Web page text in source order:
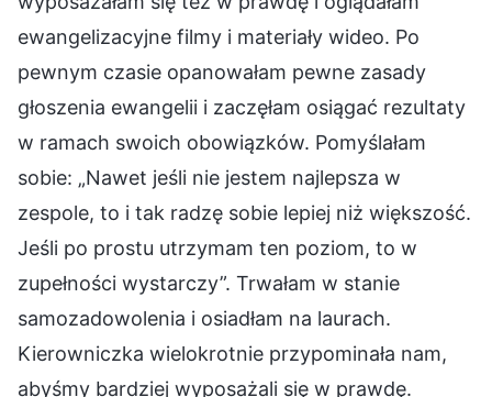
ewangelizacyjne filmy i materiały wideo. Po
pewnym czasie opanowałam pewne zasady
głoszenia ewangelii i zaczęłam osiągać rezultaty
w ramach swoich obowiązków. Pomyślałam
sobie: „Nawet jeśli nie jestem najlepsza w
zespole, to i tak radzę sobie lepiej niż większość.
Jeśli po prostu utrzymam ten poziom, to w
zupełności wystarczy”. Trwałam w stanie
samozadowolenia i osiadłam na laurach.
Kierowniczka wielokrotnie przypominała nam,
abyśmy bardziej wyposażali się w prawdę.